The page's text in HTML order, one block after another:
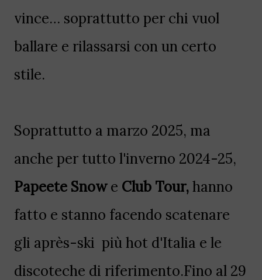
vince… soprattutto per chi vuol
ballare e rilassarsi con un certo
stile.
Soprattutto a marzo 2025, ma
anche per tutto l'inverno 2024-25,
Papeete Snowe Club Tour,hanno
fatto e stanno facendo scatenare
gli après-ski più hot d'Italia e le
discoteche di riferimento.Fino al 29